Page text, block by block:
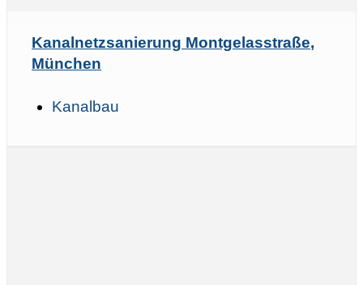
Kanalnetzsanierung Montgelasstraße,
München
Kanalbau